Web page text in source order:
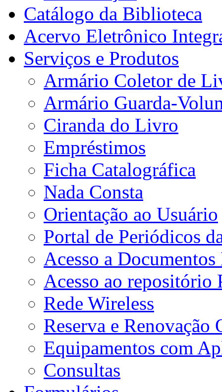
Catálogo da Biblioteca
Acervo Eletrônico
Serviços e Produtos
Armário Coletor de
Armário Guarda-
Ciranda do Livro
Empréstimos
Ficha Catalográfica
Nada Consta
Orientação ao Usuário
Portal de Periódicos
Acesso a
Acesso ao repositório
Rede Wireless
Reserva e Renovação
Equipamentos com
Consultas